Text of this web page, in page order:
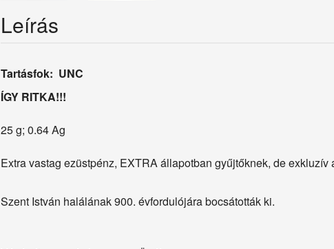
Leírás
Tartásfok: UNC
ÍGY RITKA!!!
25 g; 0.64 Ag
Extra vastag ezüstpénz, EXTRA állapotban gyűjtőknek, de exkluzív
Szent István halálának 900. évfordulójára bocsátották ki.